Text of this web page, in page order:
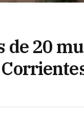
de 20